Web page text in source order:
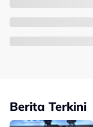
Berita Terkini